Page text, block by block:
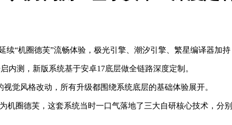
续“机圈德芙”流畅体验，极光引擎、潮汐引擎、繁星编译器加
内测，新版系统基于安卓17底层做全链路深度定制。
觉风格改动，所有升级都围绕系统底层的基础体验展开。
机圈德芙，这套系统当时一口气落地了三大自研核心技术，分